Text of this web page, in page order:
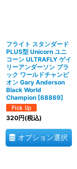
フライト スタンダード
PLUS型 Unicorn ユニ
コーン ULTRAFLY ゲイ
リーアンダーソン ブラ
ック ワールドチャンピ
オン Gary Anderson
Black World
Champion [68869]
320円(税込)
オプション選択